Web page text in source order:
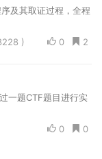
及其取证过程，全程
2
0
)
一题CTF题目进行实
0
0